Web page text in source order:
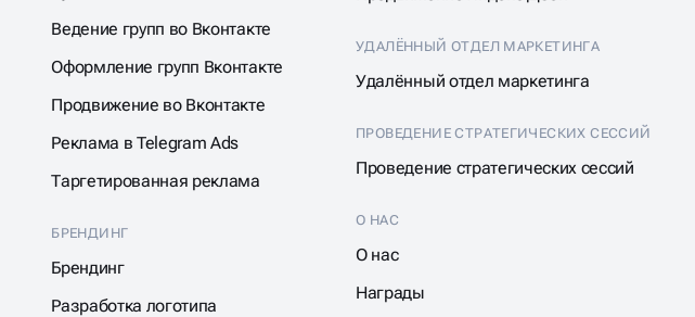
Ведение групп во Вконтакте
Оформление групп Вконтакте
Продвижение во Вконтакте
Реклама в Telegram Ads
Таргетированная реклама
БРЕНДИНГ
Брендинг
Разработка логотипа
УДАЛЁННЫЙ ОТДЕЛ МАРКЕТИНГА
Удалённый отдел маркетинга
ПРОВЕДЕНИЕ СТРАТЕГИЧЕСКИХ СЕССИЙ
Проведение стратегических сессий
О НАС
О нас
Награды